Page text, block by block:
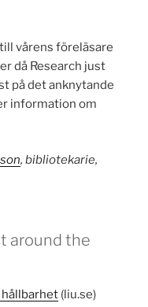
vårens föreläsare
då Research just
på det anknytande
information om
, bibliotekarie,
around the
(liu.se)